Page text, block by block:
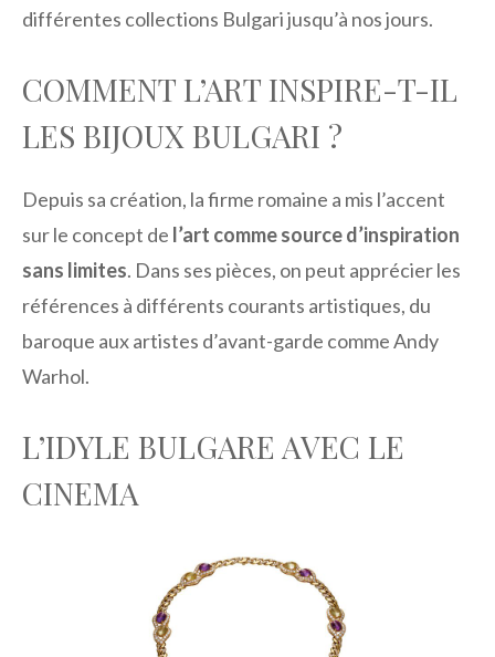
différentes collections Bulgari jusqu’à nos jours.
COMMENT L’ART INSPIRE-T-IL
LES BIJOUX BULGARI ?
Depuis sa création, la firme romaine a mis l’accent
sur le concept de l’art comme source d’inspiration
sans limites. Dans ses pièces, on peut apprécier les
références à différents courants artistiques, du
baroque aux artistes d’avant-garde comme Andy
Warhol.
L’IDYLE BULGARE AVEC LE
CINEMA